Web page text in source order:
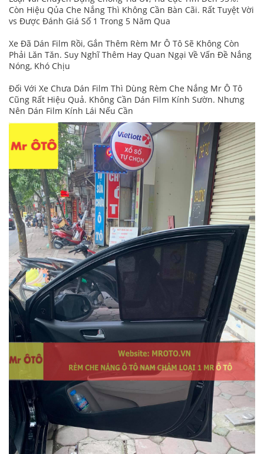
Còn Hiệu Qủa Che Nắng Thì Không Cần Bàn Cãi. Rất Tuyệt Vời
vs Được Đánh Giá Số 1 Trong 5 Năm Qua
Xe Đã Dán Film Rồi, Gắn Thêm Rèm Mr Ô Tô Sẽ Không Còn
Phải Lăn Tăn. Suy Nghĩ Thêm Hay Quan Ngại Về Vấn Đề Nắng
Nóng, Khó Chịu
Đối Với Xe Chưa Dán Film Thì Dùng Rèm Che Nắng Mr Ô Tô
Cũng Rất Hiệu Quả. Không Cần Dán Film Kính Sườn. Nhưng
Nên Dán Film Kính Lái Nếu Cần